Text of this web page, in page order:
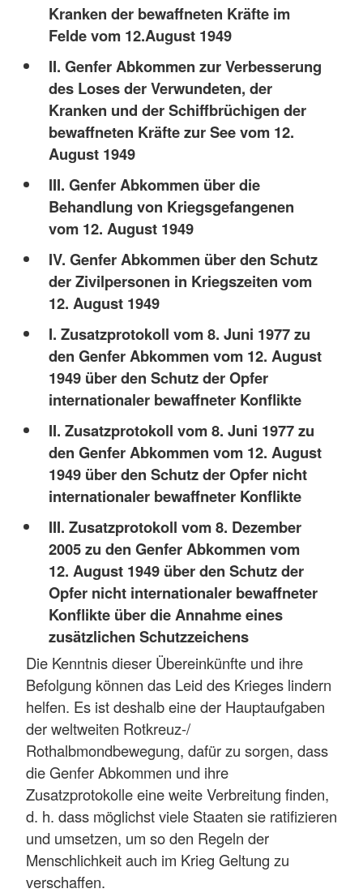
Kranken der bewaffneten Kräfte im
Felde vom 12.August 1949
II. Genfer Abkommen zur Verbesserung
des Loses der Verwundeten, der
Kranken und der Schiffbrüchigen der
bewaffneten Kräfte zur See vom 12.
August 1949
III. Genfer Abkommen über die
Behandlung von Kriegsgefangenen
vom 12. August 1949
IV. Genfer Abkommen über den Schutz
der Zivilpersonen in Kriegszeiten vom
12. August 1949
I. Zusatzprotokoll vom 8. Juni 1977 zu
den Genfer Abkommen vom 12. August
1949 über den Schutz der Opfer
internationaler bewaffneter Konflikte
II. Zusatzprotokoll vom 8. Juni 1977 zu
den Genfer Abkommen vom 12. August
1949 über den Schutz der Opfer nicht
internationaler bewaffneter Konflikte
III. Zusatzprotokoll vom 8. Dezember
2005 zu den Genfer Abkommen vom
12. August 1949 über den Schutz der
Opfer nicht internationaler bewaffneter
Konflikte über die Annahme eines
zusätzlichen Schutzzeichens
Die Kenntnis dieser Übereinkünfte und ihre
Befolgung können das Leid des Krieges lindern
helfen. Es ist deshalb eine der Hauptaufgaben
der weltweiten Rotkreuz-/
Rothalbmondbewegung, dafür zu sorgen, dass
die Genfer Abkommen und ihre
Zusatzprotokolle eine weite Verbreitung finden,
d. h. dass möglichst viele Staaten sie ratifizieren
und umsetzen, um so den Regeln der
Menschlichkeit auch im Krieg Geltung zu
verschaffen.